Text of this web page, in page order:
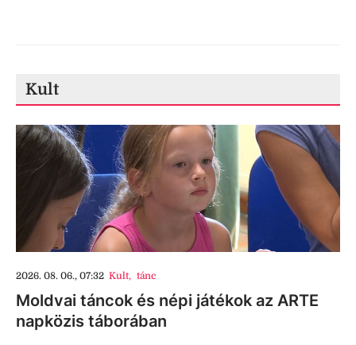
Kult
2026. 08. 06., 07:32 Kult, tánc
Moldvai táncok és népi játékok az ARTE
napközis táborában